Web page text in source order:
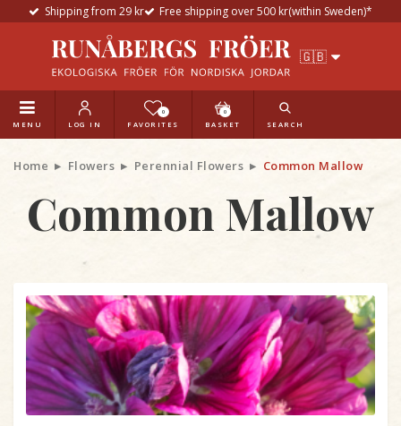
Shipping from 29 kr Free shipping over 500 kr(within Sweden)*
MENU LOG IN
0
FAVORITES
0
BASKET SEARCH
Home Flowers Perennial Flowers Common Mallow
Common Mallow